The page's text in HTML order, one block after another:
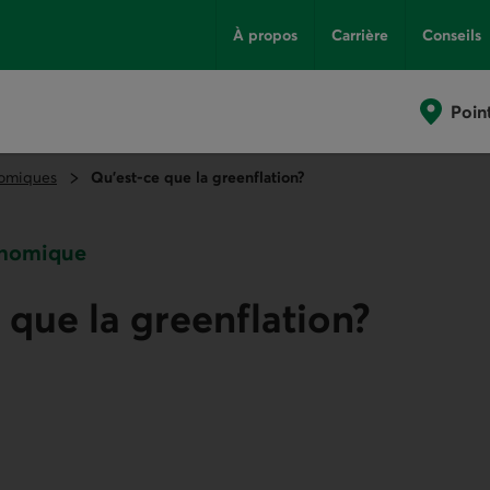
À propos Carrière Conseils
Qu’est-ce que la greenflation?
que la greenflation?